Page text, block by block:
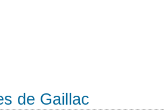
de Gaillac